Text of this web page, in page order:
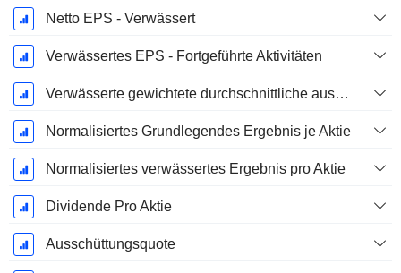
Netto EPS - Verwässert
Verwässertes EPS - Fortgeführte Aktivitäten
Verwässerte gewichtete durchschnittliche ausstehende Aktien
Normalisiertes Grundlegendes Ergebnis je Aktie
Normalisiertes verwässertes Ergebnis pro Aktie
Dividende Pro Aktie
Ausschüttungsquote